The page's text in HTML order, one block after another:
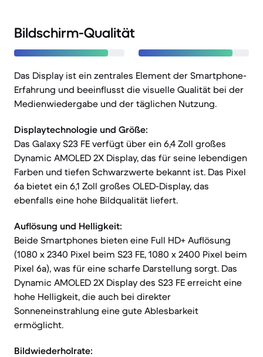
Bildschirm-Qualität
Das Display ist ein zentrales Element der Smartphone-
Erfahrung und beeinflusst die visuelle Qualität bei der
Medienwiedergabe und der täglichen Nutzung.
Displaytechnologie und Größe:
Das Galaxy S23 FE verfügt über ein 6,4 Zoll großes
Dynamic AMOLED 2X Display, das für seine lebendigen
Farben und tiefen Schwarzwerte bekannt ist. Das Pixel
6a bietet ein 6,1 Zoll großes OLED-Display, das
ebenfalls eine hohe Bildqualität liefert.
Auflösung und Helligkeit:
Beide Smartphones bieten eine Full HD+ Auflösung
(1080 x 2340 Pixel beim S23 FE, 1080 x 2400 Pixel beim
Pixel 6a), was für eine scharfe Darstellung sorgt. Das
Dynamic AMOLED 2X Display des S23 FE erreicht eine
hohe Helligkeit, die auch bei direkter
Sonneneinstrahlung eine gute Ablesbarkeit
ermöglicht.
Bildwiederholrate: